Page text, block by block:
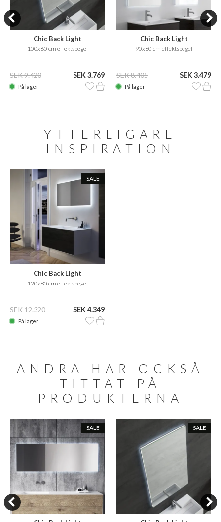
Chic Back Light
100x60 cm effektspegel
SEK 9.420 SEK 3.769
På lager
Chic Back Light
90x60 cm effektspegel
SEK 8.405 SEK 3.479
På lager
YTTERLIGARE
INSPIRATION
SALE
Chic Back Light
120x80 cm effektspegel
SEK 12.320 SEK 4.349
På lager
ANDRA HAR OCKSÅ
TITTAT PÅ
PRODUKTERNA
SALE SALE